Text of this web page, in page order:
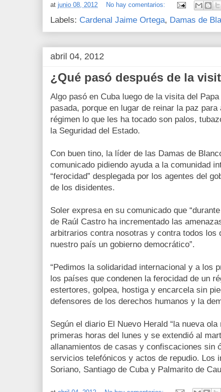
at junio 08, 2012 No hay comentarios:
Labels: Cardenal Jaime Ortega, Damas de
abril 04, 2012
¿Qué pasó después de la
Algo pasó en Cuba luego de la visita del
pasada, porque en lugar de reinar la paz
régimen lo que les ha tocado son palos,
la Seguridad del Estado.
Con buen tino, la líder de las Damas de
comunicado pidiendo ayuda a la comunidad
“ferocidad” desplegada por los agentes del
de los disidentes.
Soler expresa en su comunicado que
de Raúl Castro ha incrementado las
arbitrarios contra nosotras y contra todos los
nuestro país un gobierno democrático”.
“Pedimos la solidaridad internacional y a los
los países que condenen la ferocidad de un
estertores, golpea, hostiga y encarcela sin
defensores de los derechos humanos y la
Según el diario El Nuevo Herald “la nueva
primeras horas del lunes y se extendió al
allanamientos de casas y confiscaciones sin
servicios telefónicos y actos de repudio. Los
Soriano, Santiago de Cuba y Palmarito de